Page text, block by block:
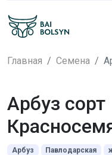
Главная Семена
Арбуз сорт
Арбуз Павлодарская